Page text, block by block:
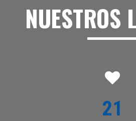
NUESTROS
25